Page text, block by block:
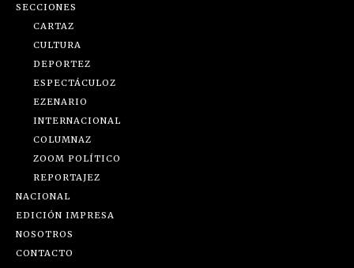
SECCIONES
CARTAZ
CULTURA
DEPORTEZ
ESPECTÁCULOZ
EZENARIO
INTERNACIONAL
COLUMNAZ
ZOOM POLÍTICO
REPORTAJEZ
NACIONAL
EDICIÓN IMPRESA
NOSOTROS
CONTACTO